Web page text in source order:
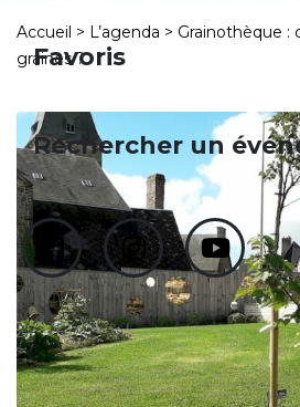
Favoris
Rechercher un
Accueil > L’agenda > Grainothèque
graines ?